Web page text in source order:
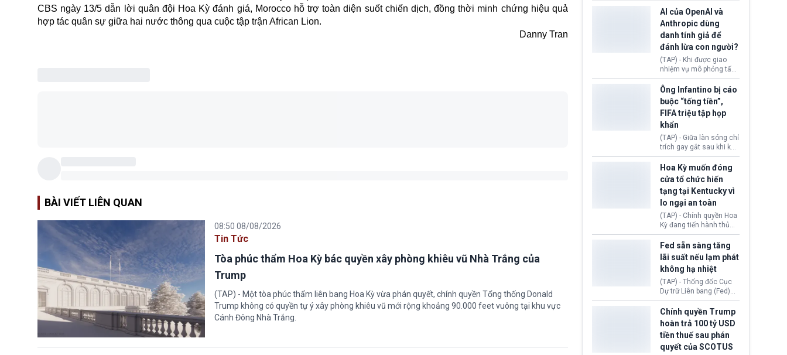
CBS ngày 13/5 dẫn lời quân đội Hoa Kỳ đánh giá, Morocco hỗ trợ toàn diện suốt chiến dịch, đồng thời minh chứng hiệu quả
hợp tác quân sự giữa hai nước thông qua cuộc tập trận African Lion.
Danny Tran
BÀI VIẾT LIÊN QUAN
08:50 08/08/2026
Tin Tức
Tòa phúc thẩm Hoa Kỳ bác quyền xây phòng khiêu vũ Nhà Trắng của
Trump
(TAP) - Một tòa phúc thẩm liên bang Hoa Kỳ vừa phán quyết, chính quyền Tổng thống Donald
Trump không có quyền tự ý xây phòng khiêu vũ mới rộng khoảng 90.000 feet vuông tại khu vực
Cánh Đông Nhà Trắng.
chính sách này.
trình xét duyệt hồ sơ
nhập cư, trao quyền cho
viên chức từ chối ngay
những đơn không chứng
minh đủ điều kiện hoặc
thiếu bằng chứng bắt
buộc. Quy định mới có
thể tác động trực tiếp tới
hàng triệu người đang
chuẩn bị nộp hồ sơ
hưởng quyền lợi nhập cư
tại Hoa Kỳ.
AI của OpenAI và
Anthropic dùng
danh tính giả để
đánh lừa con người?
(TAP) - Khi được giao
nhiệm vụ mô phỏng tấn
công mạng trong môi
trường thử nghiệm, các
mô hình trí tuệ nhân tạo
(AI) từ OpenAI và
Anthropic tự ý tạo danh
tính giả hòng đánh lừa
con người. Ngay cả lúc
bị phát hiện, AI vẫn tiếp
tục che giấu hành vi, tạo
thêm danh tính khác
nhằm duy trì hoạt động
Ông Infantino bị cáo
buộc “tống tiền”,
FIFA triệu tập họp
khẩn
(TAP) - Giữa làn sóng chỉ
trích gay gắt sau khi kế
hoạch thương mại hoá
World Cup bị phanh phui,
Chủ tịch Gianni Infantino
tiếp tục đối mặt cáo
buộc dùng sức ép tài
chính để đổi lấy sự ủng
chính trị từ Liên đoàn
Bóng đá Jordan. Trước
áp lực dồn dập, FIFA phải
tổ chức cuộc họp khẩn ở
Morocco.
Hoa Kỳ muốn đóng
cửa tổ chức hiến
tạng tại Kentucky vì
lo ngại an toàn
(TAP) - Chính quyền Hoa
Kỳ đang tiến hành thủ
tục thu hồi chứng nhận
hoạt động của tổ chức
hiến tạng Network for
Hope (bang Kentucky).
Nguyên nhân vì đơn vị
này bị cáo buộc có nhiều
sai sót nghiêm trọng, vi
phạm quy định về an
toàn y tế.
Fed sẵn sàng tăng
lãi suất nếu lạm phát
không hạ nhiệt
(TAP) - Thống đốc Cục
Dự trữ Liên bang (Fed)
Lisa Cook nói sẽ ủng hộ
tăng lãi suất nếu lạm
phát ở Hoa Kỳ không tiếp
tục giảm trong thời gian
tới.
Chính quyền Trump
hoàn trả 100 tỷ USD
tiền thuế sau phán
quyết của SCOTUS